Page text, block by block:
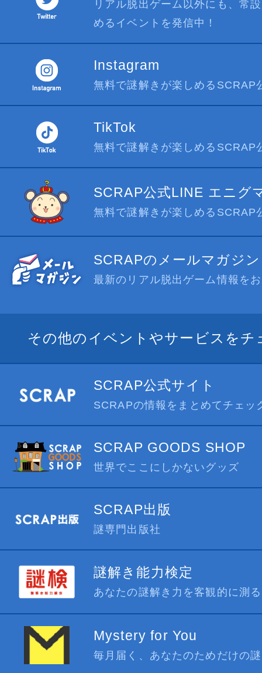
リアル脱出ゲーム以外にも、常
めるイベントを発信中！
Instagram
無料で謎解きが楽しめるSCRAP
TikTok
無料で謎解きが楽しめるSCRAP
SCRAP公式LINE エニグ
無料で謎解きが楽しめるSCRAP
SCRAPのメールマガジン
最新のリアル脱出ゲーム情報を
その他のイベントやサービスをチ
SCRAP公式サイト
SCRAPの情報をまとめてチェッ
SCRAP GOODS SHOP
世界でここにしかないグッズ
SCRAP出版
謎専門出版社
謎解き能力検定
あなたの謎解き力を客観的に測
Mystery for You
毎月届く、あなたのためだけの謎